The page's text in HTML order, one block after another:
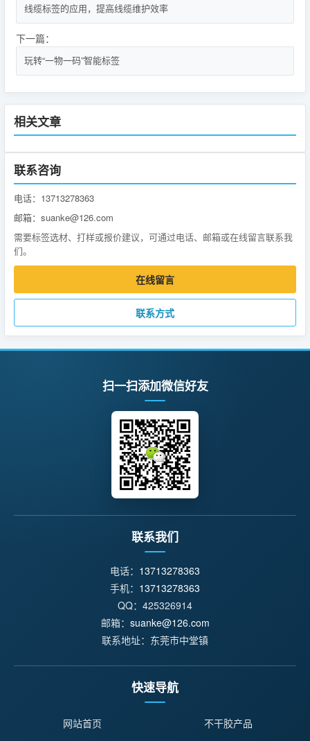
线缆标签的应用，提高线缆维护效率
下一篇：
玩转“一物一码”智能标签
相关文章
联系咨询
电话：13713278363
邮箱：suanke@126.com
需要标签选材、打样或报价建议，可通过电话、邮箱或在线留言联系我
们。
在线留言
联系方式
扫一扫添加微信好友
联系我们
电话： 13713278363
手机： 13713278363
QQ：425326914
邮箱： suanke@126.com
联系地址：东莞市中堂镇
快速导航
网站首页
不干胶产品